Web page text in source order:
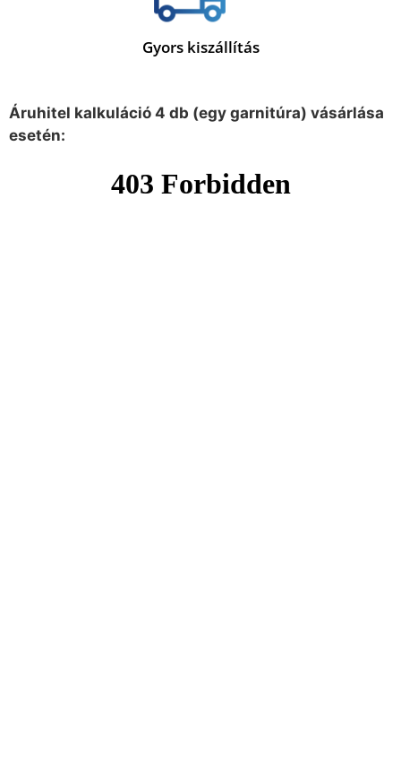
Gyors kiszállítás
Áruhitel kalkuláció 4 db (egy garnitúra) vásárlása
esetén: